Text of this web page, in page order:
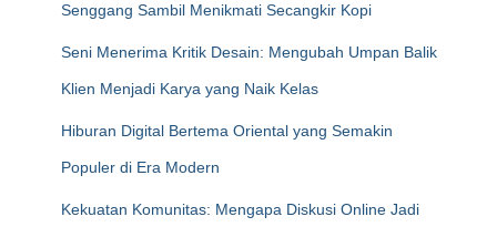
Senggang Sambil Menikmati Secangkir Kopi
Seni Menerima Kritik Desain: Mengubah Umpan Balik
Klien Menjadi Karya yang Naik Kelas
Hiburan Digital Bertema Oriental yang Semakin
Populer di Era Modern
Kekuatan Komunitas: Mengapa Diskusi Online Jadi